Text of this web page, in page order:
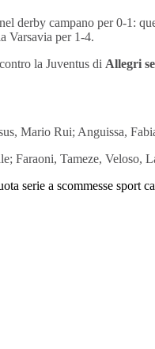
derby campano per 0-1:
Varsavia per 1-4.
la Juventus di Allegri
Mario Rui; Anguissa,
Faraoni, Tameze, Veloso,